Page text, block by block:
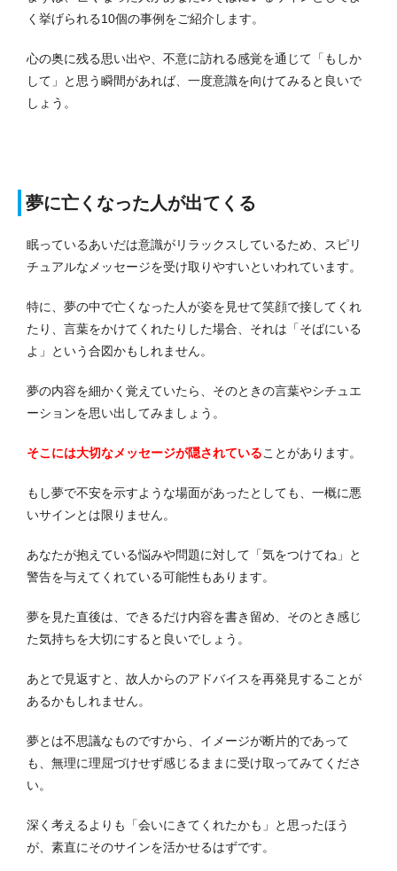
く挙げられる10個の事例をご紹介します。
心の奥に残る思い出や、不意に訪れる感覚を通じて「もしか
して」と思う瞬間があれば、一度意識を向けてみると良いで
しょう。
夢に亡くなった人が出てくる
眠っているあいだは意識がリラックスしているため、スピリ
チュアルなメッセージを受け取りやすいといわれています。
特に、夢の中で亡くなった人が姿を見せて笑顔で接してくれ
たり、言葉をかけてくれたりした場合、それは「そばにいる
よ」という合図かもしれません。
夢の内容を細かく覚えていたら、そのときの言葉やシチュエ
ーションを思い出してみましょう。
そこには大切なメッセージが隠されていることがあります。
もし夢で不安を示すような場面があったとしても、一概に悪
いサインとは限りません。
あなたが抱えている悩みや問題に対して「気をつけてね」と
警告を与えてくれている可能性もあります。
夢を見た直後は、できるだけ内容を書き留め、そのとき感じ
た気持ちを大切にすると良いでしょう。
あとで見返すと、故人からのアドバイスを再発見することが
あるかもしれません。
夢とは不思議なものですから、イメージが断片的であって
も、無理に理屈づけせず感じるままに受け取ってみてくださ
い。
深く考えるよりも「会いにきてくれたかも」と思ったほう
が、素直にそのサインを活かせるはずです。